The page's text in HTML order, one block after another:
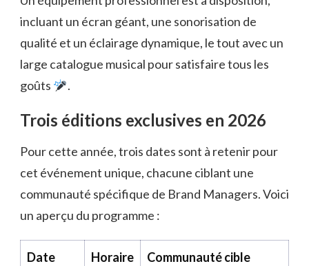
incluant un écran géant, une sonorisation de
qualité et un éclairage dynamique, le tout avec un
large catalogue musical pour satisfaire tous les
goûts
.
Trois éditions exclusives en 2026
Pour cette année, trois dates sont à retenir pour
cet événement unique, chacune ciblant une
communauté spécifique de Brand Managers. Voici
un aperçu du programme :
Date Horaire Communauté cible